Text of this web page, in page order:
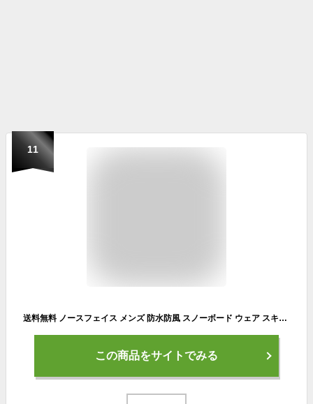
11
送料無料 ノースフェイス メンズ 防水防風 スノーボード ウェア スキー THE NORTH FACE シュカブラ パンツ Shukabra Pant ストレートシルエット モスグリーン NS62312
この商品をサイトでみる